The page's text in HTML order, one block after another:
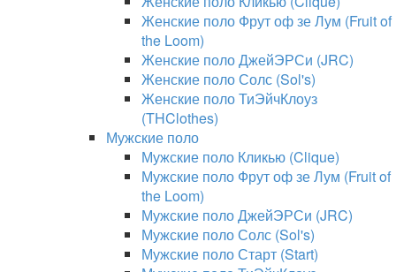
Женские поло Фрут оф зе Лум (Fruit of
the Loom)
Женские поло ДжейЭРСи (JRC)
Женские поло Солс (Sol's)
Женские поло ТиЭйчКлоуз
(THClothes)
Мужские поло
Мужские поло Кликью (Clique)
Мужские поло Фрут оф зе Лум (Fruit of
the Loom)
Мужские поло ДжейЭРСи (JRC)
Мужские поло Солс (Sol's)
Мужские поло Старт (Start)